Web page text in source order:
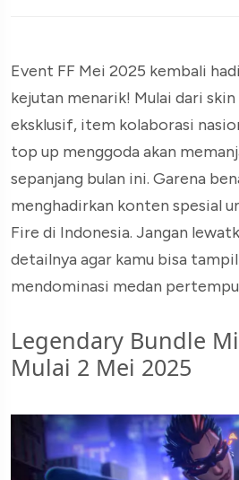
Event FF Mei 2025 kembali
kejutan menarik! Mulai dari skin
eksklusif, item kolaborasi
top up menggoda akan
sepanjang bulan ini. Garena
menghadirkan konten spesial
Fire di Indonesia. Jangan
detailnya agar kamu bisa
mendominasi medan
Legendary Bundle
Mulai 2 Mei 2025